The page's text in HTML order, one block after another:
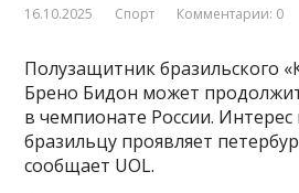
16.10.2025 Спорт Комментарии: 0
Полузащитник бразильского
Брено Бидон может
в чемпионате России. Интерес
бразильцу проявляет
сообщает UOL.